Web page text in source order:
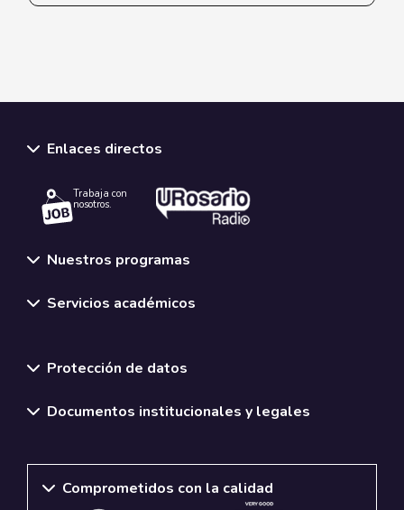
Enlaces directos
Trabaja con
nosotros.
Nuestros programas
Servicios académicos
Protección de datos
Documentos institucionales y legales
Comprometidos con la calidad